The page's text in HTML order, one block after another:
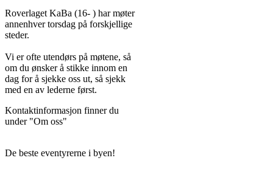
Roverlaget KaBa (16- ) har møter
annenhver torsdag på forskjellige
steder.
Vi er ofte utendørs på møtene, så
om du ønsker å stikke innom en
dag for å sjekke oss ut, så sjekk
med en av lederne først.
Kontaktinformasjon finner du
under "Om oss"
De beste eventyrerne i byen!